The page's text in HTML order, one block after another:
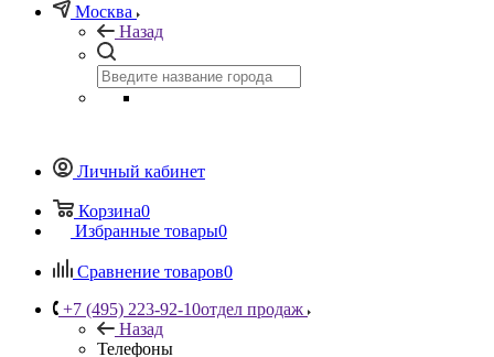
Москва
Назад
Личный кабинет
Корзина0
Избранные товары0
Сравнение товаров0
+7 (495) 223-92-10отдел продаж
Назад
Телефоны